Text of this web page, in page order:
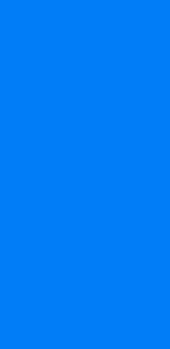
Аквинкум
Золотая
Звездная
Римский
–
Дуная,
Согласно
одного из
имеет
селение,